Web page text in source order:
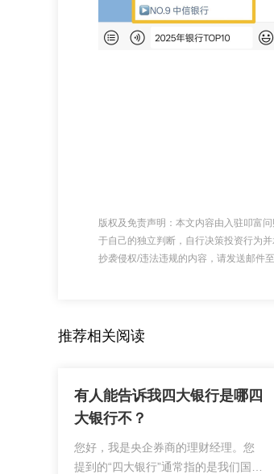
版权及免责声明：本文内容由入驻叩富
于自己的独立判断，自行决策投资行为
抄袭侵权/违法违规的内容，请发送邮件
推荐相关阅读
有人能告诉我四大银行是哪四
大银行不？
您好，我是央企券商的理财经理。您
提到的“四大银行”通常指的是我们国家